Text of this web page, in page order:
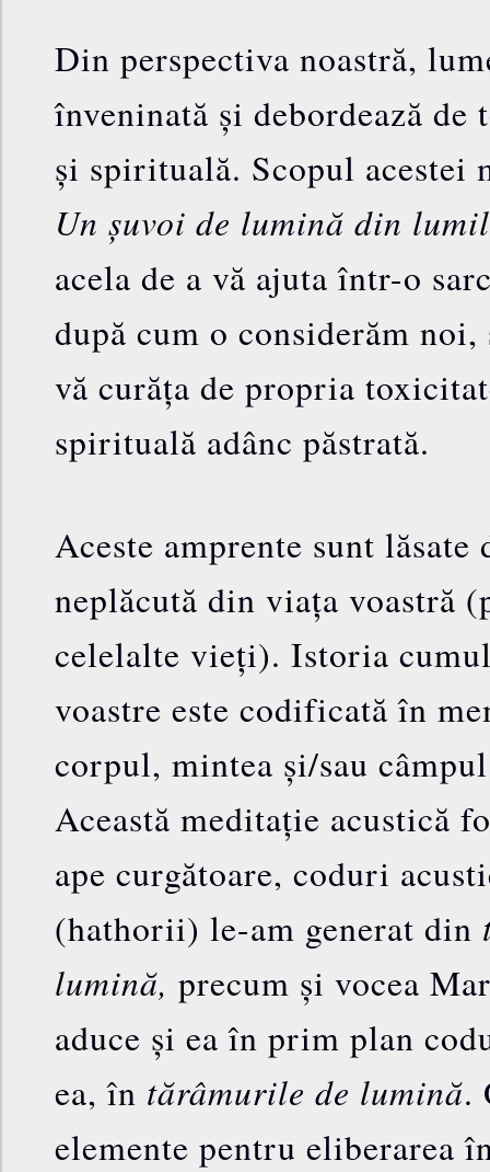
Din perspectiva noastră,
înveninată și debordează
și spirituală. Scopul acestei
Un șuvoi de lumină din
acela de a vă ajuta într-o
după cum o considerăm noi,
vă curăța de propria
spirituală adânc păstrată.
Aceste amprente sunt
neplăcută din viața voastră
celelalte vieți). Istoria
voastre este codificată în
corpul, mintea și/sau
Această meditație acustică
ape curgătoare, coduri
(hathorii) le-am generat din
lumină, precum și vocea
aduce și ea în prim plan
ea, în tărâmurile de lumină.
elemente pentru eliberarea